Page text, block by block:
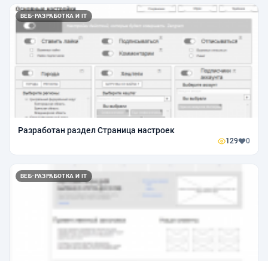
ВЕБ-РАЗРАБОТКА И IT
Разработан раздел Страница настроек
129 0
ВЕБ-РАЗРАБОТКА И IT